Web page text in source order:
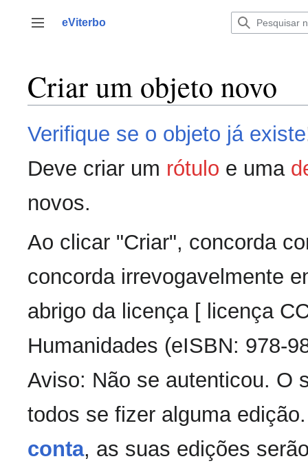
para
Alternar barra lateral
eViterbo
Criar um objeto novo
Verifique se o objeto já existe
Deve criar um rótulo e uma
novos.
Ao clicar "Criar", concorda
concorda irrevogavelmente
abrigo da licença [ licença
Humanidades (eISBN: 978-
Aviso: Não se autenticou. O
todos se fizer alguma
conta, as suas edições